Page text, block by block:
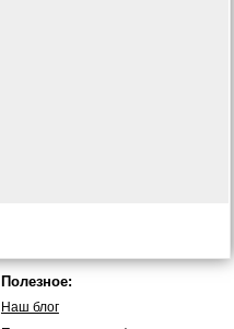
Полезное:
Наш блог